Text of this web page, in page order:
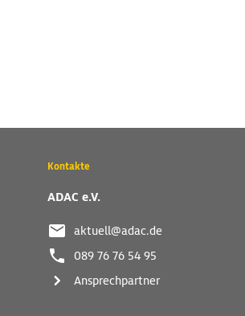
Wichtige
und
Links
Kontakte
ADAC e.V.
aktuell@adac.de
089 76 76 54 95
Ansprechpartner